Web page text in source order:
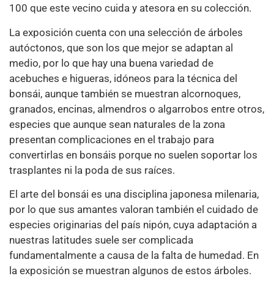
100 que este vecino cuida y atesora en su colección.
La exposición cuenta con una selección de árboles
autóctonos, que son los que mejor se adaptan al
medio, por lo que hay una buena variedad de
acebuches e higueras, idóneos para la técnica del
bonsái, aunque también se muestran alcornoques,
granados, encinas, almendros o algarrobos entre otros,
especies que aunque sean naturales de la zona
presentan complicaciones en el trabajo para
convertirlas en bonsáis porque no suelen soportar los
trasplantes ni la poda de sus raíces.
El arte del bonsái es una disciplina japonesa milenaria,
por lo que sus amantes valoran también el cuidado de
especies originarias del país nipón, cuya adaptación a
nuestras latitudes suele ser complicada
fundamentalmente a causa de la falta de humedad. En
la exposición se muestran algunos de estos árboles.